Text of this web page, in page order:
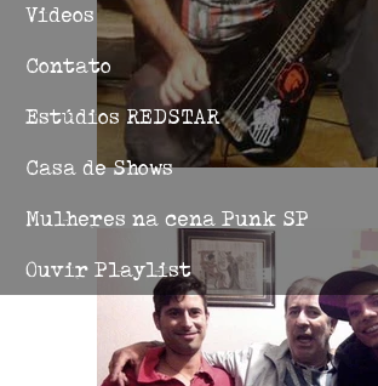
Videos
Contato
Estúdios REDSTAR
Casa de Shows
Mulheres na cena Punk SP
Ouvir Playlist